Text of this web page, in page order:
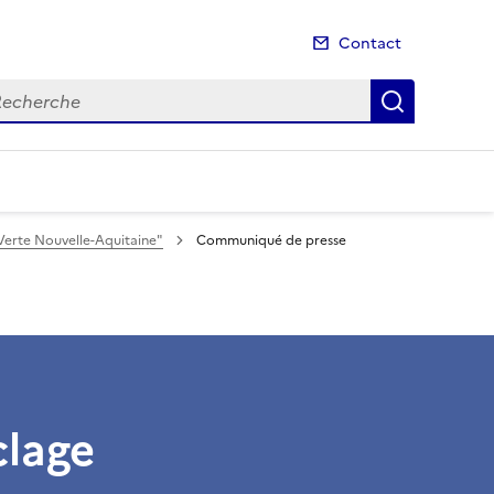
Contact
Nouvelle-Aquitaine"
Communiqué de presse